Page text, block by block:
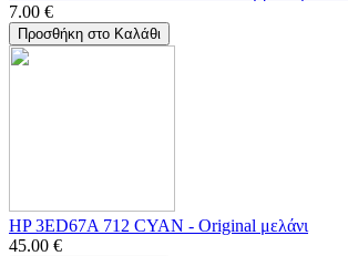
7.00 €
Προσθήκη στο Καλάθι
HP 3ED67A 712 CYAN - Οriginal μελάνι
45.00 €